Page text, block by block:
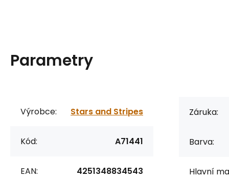
Parametry
Výrobce: Stars and Stripes
Kód: A71441
EAN: 4251348834543
Záruka:
Barva:
Hlavní